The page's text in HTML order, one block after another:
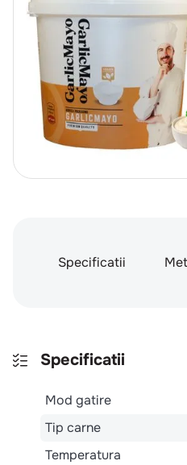
Specificatii
Specificatii
Mod gatire
Tip carne
Temperatura